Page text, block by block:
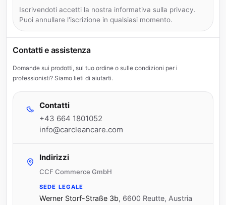
Iscrivendoti accetti la nostra informativa sulla privacy.
Puoi annullare l'iscrizione in qualsiasi momento.
Contatti e assistenza
Domande sui prodotti, sul tuo ordine o sulle condizioni per i
professionisti? Siamo lieti di aiutarti.
Contatti
+43 664 1801052
info@carcleancare.com
Indirizzi
CCF Commerce GmbH
SEDE LEGALE
Werner Storf-Straße 3b, 6600 Reutte, Austria